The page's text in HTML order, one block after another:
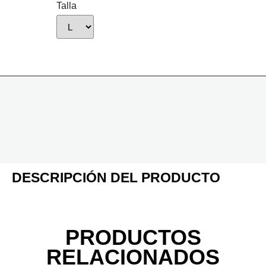
Talla
DESCRIPCIÓN DEL PRODUCTO
PRODUCTOS
RELACIONADOS